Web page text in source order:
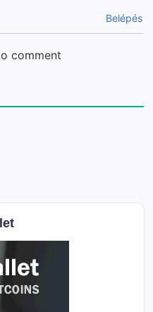
Belépés
comment